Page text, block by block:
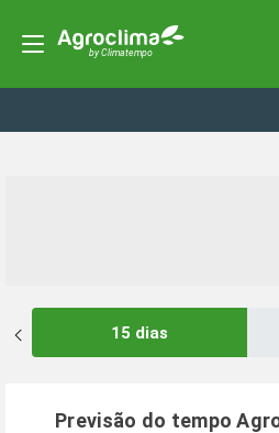
15 dias
Previsão do tempo